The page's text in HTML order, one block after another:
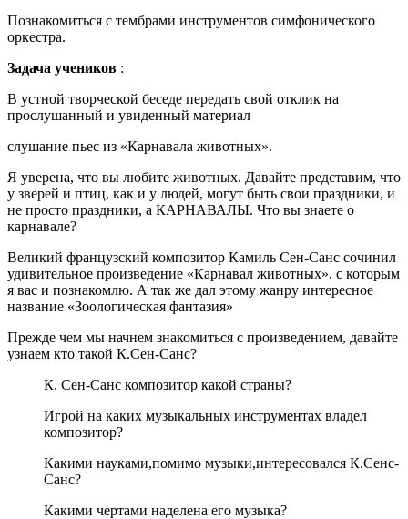
Познакомиться с тембрами инструментов симфонического
оркестра.
Задача учеников :
В устной творческой беседе передать свой отклик на
прослушанный и увиденный материал
слушание пьес из «Карнавала животных».
Я уверена, что вы любите животных. Давайте представим, что
у зверей и птиц, как и у людей, могут быть свои праздники, и
не просто праздники, а КАРНАВАЛЫ. Что вы знаете о
карнавале?
Великий французский композитор Камиль Сен-Санс сочинил
удивительное произведение «Карнавал животных», с которым
я вас и познакомлю. А так же дал этому жанру интересное
название «Зоологическая фантазия»
Прежде чем мы начнем знакомиться с произведением, давайте
узнаем кто такой К.Сен-Санс?
К. Сен-Санс композитор какой страны?
Игрой на каких музыкальных инструментах владел
композитор?
Какими науками,помимо музыки,интересовался К.Сенс-
Санс?
Какими чертами наделена его музыка?